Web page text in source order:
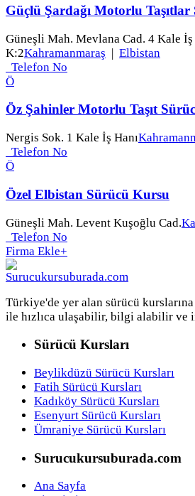
Güçlü Şardağı Motorlu
Güneşli Mah. Mevlana Cad. 4 Kale
K:2Kahramanmaraş | Elbistan
Telefon No
Ö
Öz Şahinler Motorlu Taşıt
Nergis Sok. 1 Kale İş Hanı
Telefon No
Ö
Özel Elbistan Sürücü Kursu
Güneşli Mah. Levent Kuşoğlu Cad.
Telefon No
Firma Ekle+
Türkiye'de yer alan sürücü
ile hızlıca ulaşabilir, bilgi alabilir ve
Sürücü Kursları
Beylikdüzü Sürücü Kursları
Fatih Sürücü Kursları
Kadıköy Sürücü Kursları
Esenyurt Sürücü Kursları
Ümraniye Sürücü Kursları
Surucukursuburada.com
Ana Sayfa